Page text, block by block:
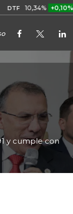
+0,10% +0,98%
y cumple con